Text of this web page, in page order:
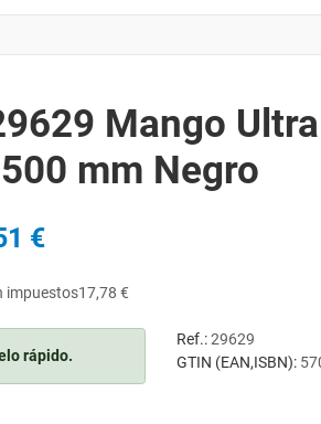
Mango
mm Negro
€
impuestos17,78 €
rápido.
Ref.:29629
GTIN (EAN,ISBN):